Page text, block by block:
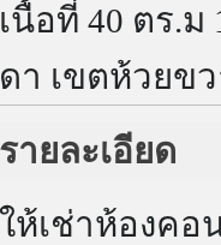
เนื้อที่ 40 ตร.
ดา เขตห้วยข
รายละเอียด
ให้เช่าห้องคอ